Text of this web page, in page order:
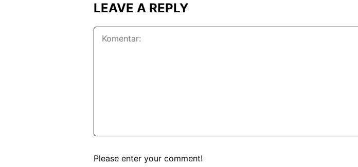
LEAVE A REPLY
Please enter your comment!